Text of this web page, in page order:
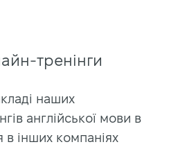
тренінги
наших
англійської мови в
в інших компаніях